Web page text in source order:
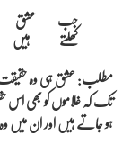
جب عشق
کھلتے ہیں غلاموں پر اسرارِ شہنشاہی
مطلب: عشق ہی وہ
تک کہ غلاموں کو بھی اس
ہو جاتے ہیں اور ان میں